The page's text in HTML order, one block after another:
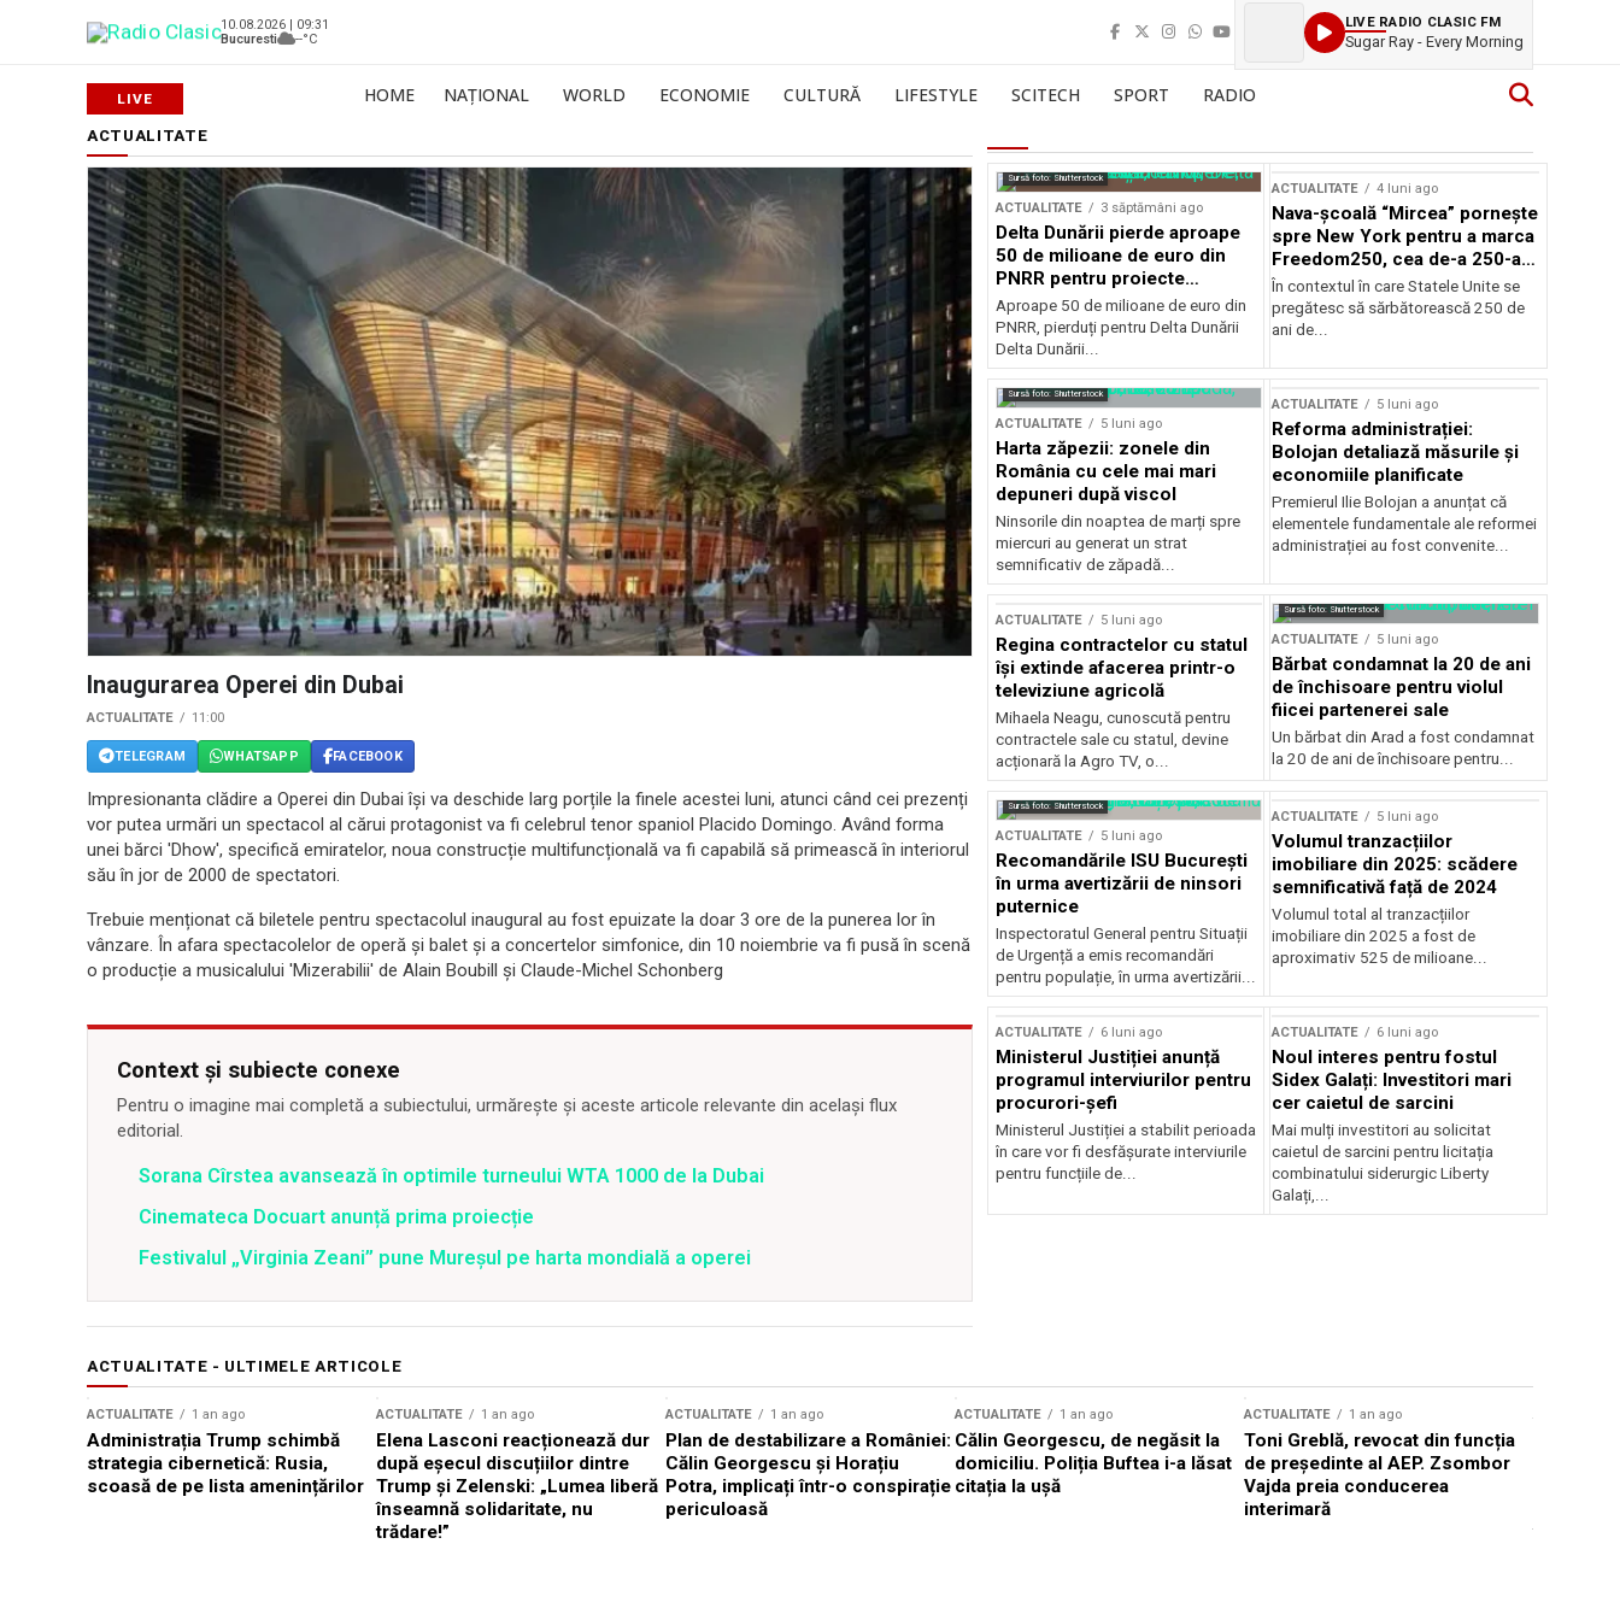
10.08.2026 | 09:31
Bucuresti
--°C
LIVE RADIO CLASIC FM
Sugar Ray - Every Morning
HOME NAȚIONAL WORLD ECONOMIE CULTURĂ LIFESTYLE SCITECH SPORT RADIO
ACTUALITATE
Inaugurarea Operei din Dubai
ACTUALITATE 11:00
TELEGRAM WHATSAPP FACEBOOK
Impresionanta clădire a Operei din Dubai își va deschide larg porțile la finele acestei luni, atunci când cei prezenți
vor putea urmări un spectacol al cărui protagonist va fi celebrul tenor spaniol Placido Domingo. Având forma
unei bărci 'Dhow', specifică emiratelor, noua construcție multifuncțională va fi capabilă să primească în interiorul
său în jor de 2000 de spectatori.
Trebuie menționat că biletele pentru spectacolul inaugural au fost epuizate la doar 3 ore de la punerea lor în
vânzare. În afara spectacolelor de operă și balet și a concertelor simfonice, din 10 noiembrie va fi pusă în scenă
o producție a musicalului 'Mizerabilii' de Alain Boubill și Claude-Michel Schonberg
Context și subiecte conexe
Pentru o imagine mai completă a subiectului, urmărește și aceste articole relevante din același flux
editorial.
Sorana Cîrstea avansează în optimile turneului WTA 1000 de la Dubai
Cinemateca Docuart anunță prima proiecție
Festivalul „Virginia Zeani” pune Mureșul pe harta mondială a operei
Sursă foto: Shutterstock
ACTUALITATE 3 săptămâni ago
Delta Dunării pierde aproape
50 de milioane de euro din
PNRR pentru proiecte
esențiale
Aproape 50 de milioane de euro din
PNRR, pierduți pentru Delta Dunării
Delta Dunării...
ACTUALITATE 4 luni ago
Nava-școală “Mircea” pornește
spre New York pentru a marca
Freedom250, cea de-a 250-a
aniversare a Statelor Unite
În contextul în care Statele Unite se
pregătesc să sărbătorească 250 de
ani de...
Sursă foto: Shutterstock
ACTUALITATE 5 luni ago
Harta zăpezii: zonele din
România cu cele mai mari
depuneri după viscol
Ninsorile din noaptea de marți spre
miercuri au generat un strat
semnificativ de zăpadă...
ACTUALITATE 5 luni ago
Reforma administrației:
Bolojan detaliază măsurile și
economiile planificate
Premierul Ilie Bolojan a anunțat că
elementele fundamentale ale reformei
administrației au fost convenite...
ACTUALITATE 5 luni ago
Regina contractelor cu statul
își extinde afacerea printr-o
televiziune agricolă
Mihaela Neagu, cunoscută pentru
contractele sale cu statul, devine
acționară la Agro TV, o...
Sursă foto: Shutterstock
ACTUALITATE 5 luni ago
Bărbat condamnat la 20 de ani
de închisoare pentru violul
fiicei partenerei sale
Un bărbat din Arad a fost condamnat
la 20 de ani de închisoare pentru...
Sursă foto: Shutterstock
ACTUALITATE 5 luni ago
Recomandările ISU București
în urma avertizării de ninsori
puternice
Inspectoratul General pentru Situații
de Urgență a emis recomandări
pentru populație, în urma avertizării...
ACTUALITATE 5 luni ago
Volumul tranzacțiilor
imobiliare din 2025: scădere
semnificativă față de 2024
Volumul total al tranzacțiilor
imobiliare din 2025 a fost de
aproximativ 525 de milioane...
ACTUALITATE 6 luni ago
Ministerul Justiției anunță
programul interviurilor pentru
procurori-șefi
Ministerul Justiției a stabilit perioada
în care vor fi desfășurate interviurile
pentru funcțiile de...
ACTUALITATE 6 luni ago
Noul interes pentru fostul
Sidex Galați: Investitori mari
cer caietul de sarcini
Mai mulți investitori au solicitat
caietul de sarcini pentru licitația
combinatului siderurgic Liberty
Galați,...
ACTUALITATE - ULTIMELE ARTICOLE
ACTUALITATE 1 an ago
Administrația Trump schimbă
strategia cibernetică: Rusia,
scoasă de pe lista amenințărilor
ACTUALITATE 1 an ago
Elena Lasconi reacționează dur
după eșecul discuțiilor dintre
Trump și Zelenski: „Lumea liberă
înseamnă solidaritate, nu
trădare!”
ACTUALITATE 1 an ago
Plan de destabilizare a României:
Călin Georgescu și Horațiu
Potra, implicați într-o conspirație
periculoasă
ACTUALITATE 1 an ago
Călin Georgescu, de negăsit la
domiciliu. Poliția Buftea i-a lăsat
citația la ușă
ACTUALITATE 1 an ago
Toni Greblă, revocat din funcția
de președinte al AEP. Zsombor
Vajda preia conducerea
interimară